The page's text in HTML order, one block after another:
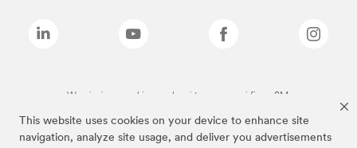
This website uses cookies on your device to enhance site
navigation, analyze site usage, and deliver you advertisements
Wymienione marki są znakami towarowymi firmy 3M.